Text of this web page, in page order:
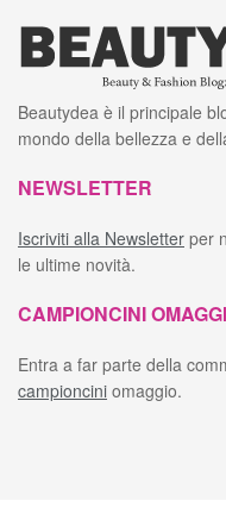
Beautydea è il principale
mondo della bellezza e
NEWSLETTER
Iscriviti alla Newsletter per
le ultime novità.
CAMPIONCINI
Entra a far parte della
campioncini omaggio.